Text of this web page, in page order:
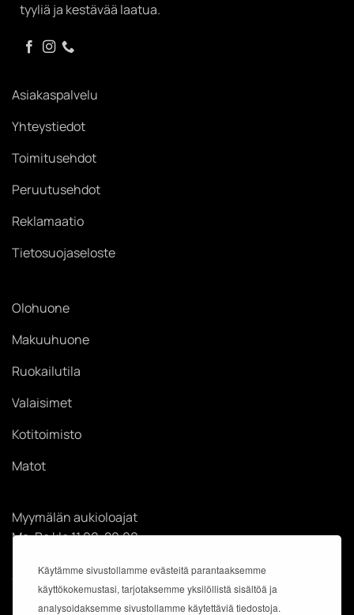
Käytämme sivustollamme evästeitä parantaaksemme
käyttökokemustasi, tarjotaksemme yksilöllistä sisältöä ja
analysoidaksemme sivustollamme käytettäviä tiedostoja.
tyyliä ja kestävää laatua.
Asiakaspalvelu
Yhteystiedot
Toimitusehdot
Peruutusehdot
Reklamaatio
Tietosuojaseloste
Olohuone
Makuuhuone
Ruokailutila
Valaisimet
Kotitoimisto
Matot
Myymälän aukioloajat
Ma-Pe klo 11.00-20.00
Su klo 12.00-18.00